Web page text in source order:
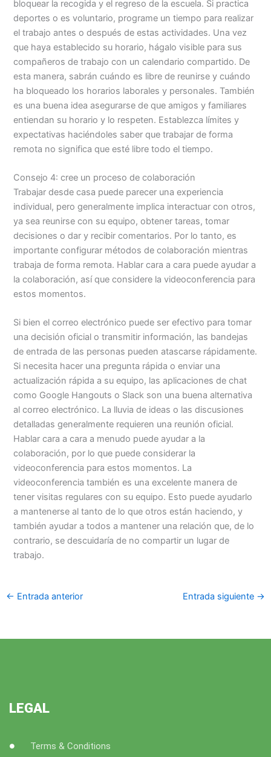
bloquear la recogida y el regreso de la escuela. Si practica
deportes o es voluntario, programe un tiempo para realizar
el trabajo antes o después de estas actividades. Una vez
que haya establecido su horario, hágalo visible para sus
compañeros de trabajo con un calendario compartido. De
esta manera, sabrán cuándo es libre de reunirse y cuándo
ha bloqueado los horarios laborales y personales. También
es una buena idea asegurarse de que amigos y familiares
entiendan su horario y lo respeten. Establezca límites y
expectativas haciéndoles saber que trabajar de forma
remota no significa que esté libre todo el tiempo.
Consejo 4: cree un proceso de colaboración
Trabajar desde casa puede parecer una experiencia
individual, pero generalmente implica interactuar con otros,
ya sea reunirse con su equipo, obtener tareas, tomar
decisiones o dar y recibir comentarios. Por lo tanto, es
importante configurar métodos de colaboración mientras
trabaja de forma remota. Hablar cara a cara puede ayudar a
la colaboración, así que considere la videoconferencia para
estos momentos.
Si bien el correo electrónico puede ser efectivo para tomar
una decisión oficial o transmitir información, las bandejas
de entrada de las personas pueden atascarse rápidamente.
Si necesita hacer una pregunta rápida o enviar una
actualización rápida a su equipo, las aplicaciones de chat
como Google Hangouts o Slack son una buena alternativa
al correo electrónico. La lluvia de ideas o las discusiones
detalladas generalmente requieren una reunión oficial.
Hablar cara a cara a menudo puede ayudar a la
colaboración, por lo que puede considerar la
videoconferencia para estos momentos. La
videoconferencia también es una excelente manera de
tener visitas regulares con su equipo. Esto puede ayudarlo
a mantenerse al tanto de lo que otros están haciendo, y
también ayudar a todos a mantener una relación que, de lo
contrario, se descuidaría de no compartir un lugar de
trabajo.
← Entrada anterior Entrada siguiente →
LEGAL
Terms & Conditions